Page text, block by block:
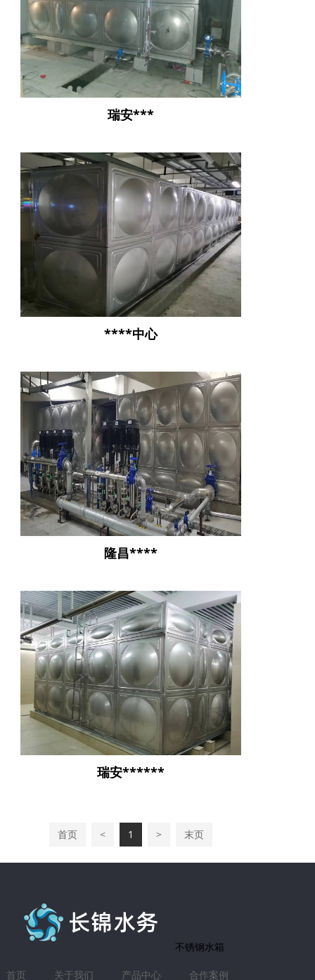
瑞安***
****中心
隆昌****
瑞安******
首页 < 1 > 末页
不锈钢水箱
首页 关于我们 产品中心 合作案例